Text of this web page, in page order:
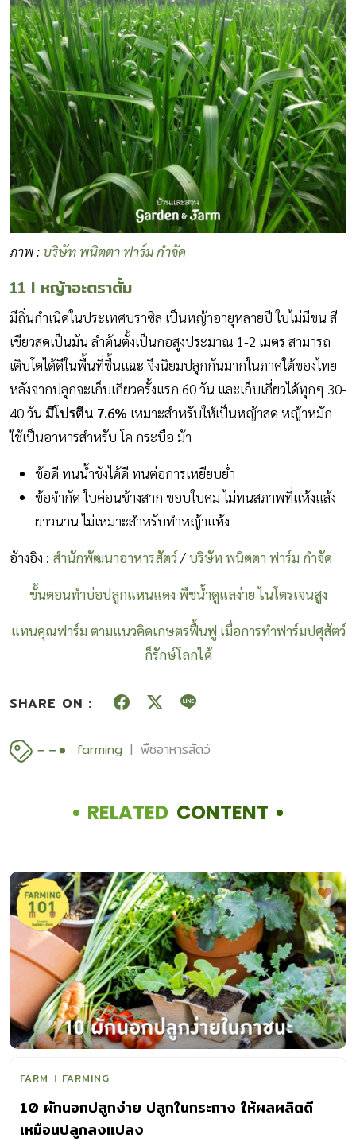
ภาพ : บริษัท พนิตตา ฟาร์ม กำจัด
11 I หญ้าอะตราตั้ม
มีถิ่นกำเนิดในประเทศบราซิล เป็นหญ้าอายุหลายปี ใบไม่มีขน สี
เขียวสดเป็นมัน ลำต้นตั้งเป็นกอสูงประมาณ 1-2 เมตร สามารถ
เติบโตได้ดีในพื้นที่ชื้นแฉะ จึงนิยมปลูกกันมากในภาคใต้ของไทย
หลังจากปลูกจะเก็บเกี่ยวครั้งแรก 60 วัน และเก็บเกี่ยวได้ทุกๆ 30-
40 วัน มีโปรตีน 7.6% เหมาะสำหรับให้เป็นหญ้าสด หญ้าหมัก
ใช้เป็นอาหารสำหรับ โค กระบือ ม้า
ข้อดี ทนน้ำขังได้ดี ทนต่อการเหยียบย่ำ
ข้อจำกัด ใบค่อนข้างสาก ขอบใบคม ไม่ทนสภาพที่แห้งแล้ง
ยาวนาน ไม่เหมาะสำหรับทำหญ้าแห้ง
อ้างอิง : สำนักพัฒนาอาหารสัตว์ /บริษัท พนิตตา ฟาร์ม กำจัด
ขั้นตอนทำบ่อปลูกแหนแดง พืชน้ำดูแลง่าย ไนโตรเจนสูง
แทนคุณฟาร์ม ตามแนวคิดเกษตรฟื้นฟู เมื่อการทำฟาร์มปศุสัตว์
ก็รักษ์โลกได้
SHARE ON :
farming พืชอาหารสัตว์
RELATED CONTENT
FARM FARMING
10 ผักนอกปลูกง่าย ปลูกในกระถาง ให้ผลผลิตดี
เหมือนปลูกลงแปลง